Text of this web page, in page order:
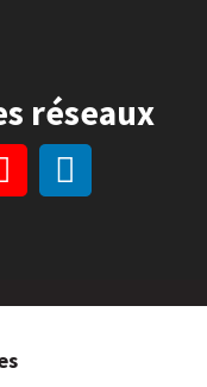
réseaux